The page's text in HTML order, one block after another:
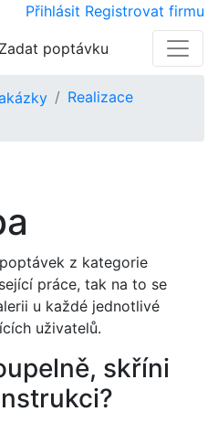
Přihlásit Registrovat firmu
Zadat poptávku
Realizace
z kategorie
práce, tak na to se
u každé jednotlivé
uživatelů.
skříni